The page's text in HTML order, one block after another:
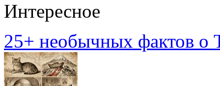
Интересное
25+ необычных фактов о